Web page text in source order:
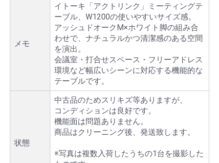
メモ
イトーキ「アクトリンク」ミーティングテ
ーブル、W1200の使いやすいサイズ感。
アッシュドオークM×ホワイト脚の組み合
わせで、ナチュラルかつ清潔感のある空間
を演出。
会議室・打合せスペース・フリーアドレス
環境など幅広いシーンに対応する機能的な
テーブルです。
状態
中古品のためスリキズ等ありますが、
コンディションは良好です。
機能面は問題ありません。
商品はクリーニング後、発送致します。
※写真は複数入荷したうちの1台を撮影した